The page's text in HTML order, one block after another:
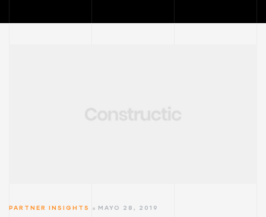
PARTNER INSIGHTS MAYO 28, 2019